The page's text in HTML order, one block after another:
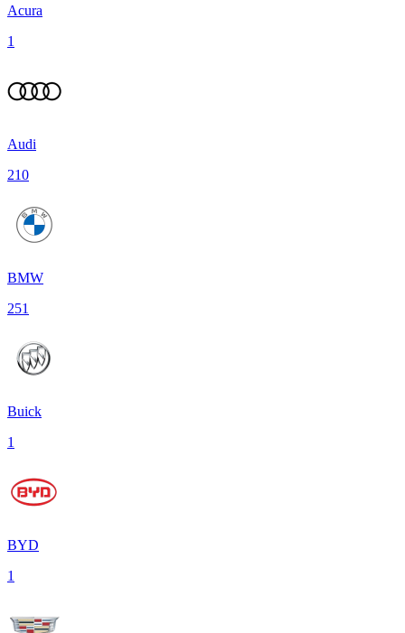
Acura
1
Audi
210
BMW
251
Buick
1
BYD
1